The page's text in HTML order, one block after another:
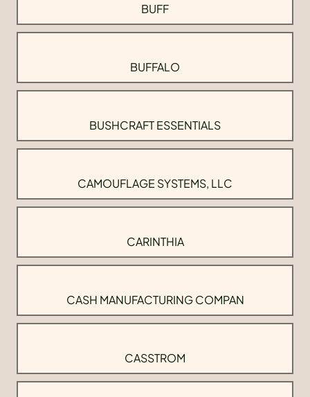
BUFF
BUFFALO
BUSHCRAFT ESSENTIALS
CAMOUFLAGE SYSTEMS, LLC
CARINTHIA
CASH MANUFACTURING COMPAN
CASSTROM